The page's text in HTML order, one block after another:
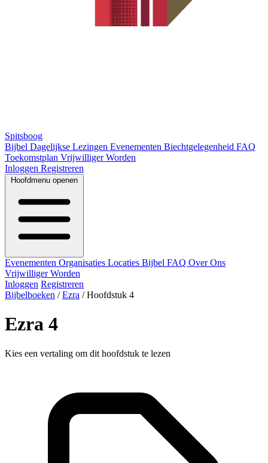
Spitsboog
Bijbel Dagelijkse Lezingen Evenementen Biechtgelegenheid FAQ
Toekomstplan Vrijwilliger Worden
Inloggen Registreren
Hoofdmenu openen
Evenementen Organisaties Locaties Bijbel FAQ Over Ons
Vrijwilliger Worden
Inloggen Registreren
Bijbelboeken / Ezra / Hoofdstuk 4
Ezra 4
Kies een vertaling om dit hoofdstuk te lezen